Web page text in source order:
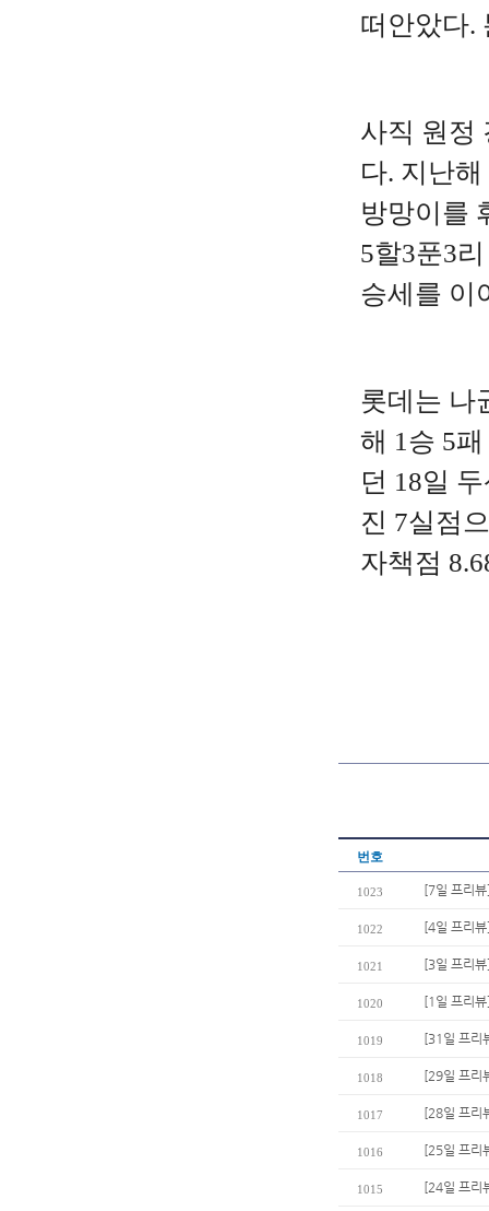
떠안았다.
사직 원정
다. 지난
방망이를
5할3푼3
승세를 이
롯데는 나
해 1 승 5패
던 18일
진 7실점
자책점
번호
1023 [7일 프리
1022 [4일 프리
1021 [3일 프리뷰
1020 [1일 프리
1019 [31일 프리
1018 [29일 프리
1017 [28일 프리
1016 [25일 프리
1015 [24일 프리